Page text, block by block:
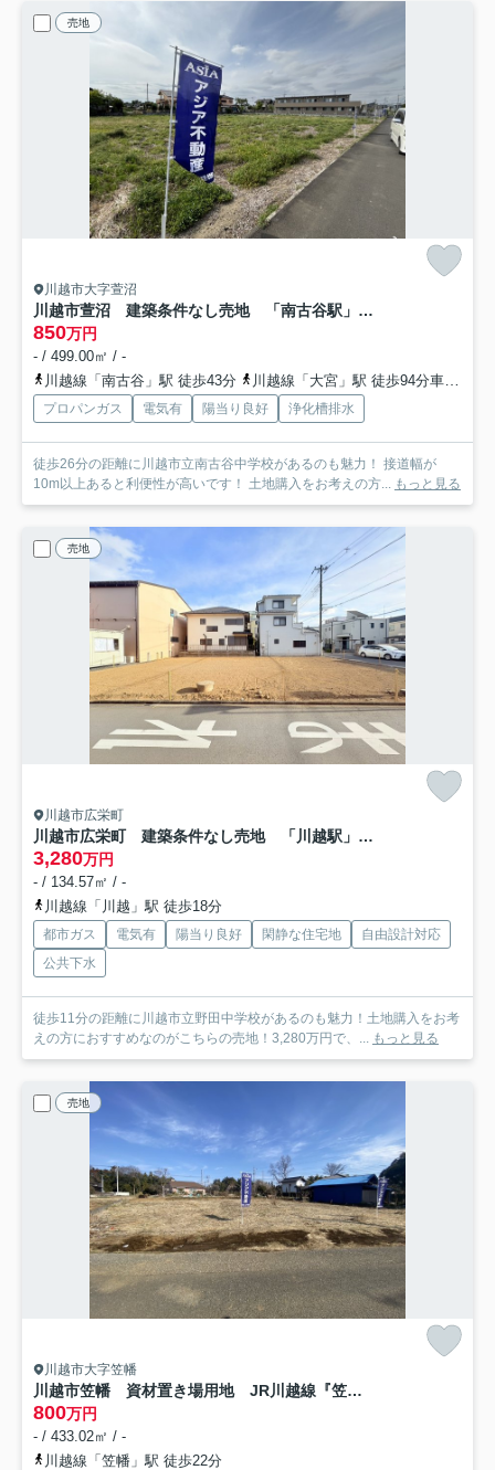
売地
川越市大字萱沼
川越市萱沼 建築条件なし売地 「南古谷駅」徒歩43分 敷地150坪 【南古谷小学区】
850万円
- / 499.00㎡ / -
川越線「南古谷」駅 徒歩43分
川越線「大宮」駅 徒歩94分車22分
プロパンガス 電気有 陽当り良好 浄化槽排水
徒歩26分の距離に川越市立南古谷中学校があるのも魅力！ 接道幅が
10m以上あると利便性が高いです！ 土地購入をお考えの方... もっと見る
売地
川越市広栄町
川越市広栄町 建築条件なし売地 「川越駅」徒歩18分 敷地40坪 【大塚小学区】
3,280万円
- / 134.57㎡ / -
川越線「川越」駅 徒歩18分
都市ガス 電気有 陽当り良好 閑静な住宅地
自由設計対応
公共下水
徒歩11分の距離に川越市立野田中学校があるのも魅力！土地購入をお考
えの方におすすめなのがこちらの売地！3,280万円で、... もっと見る
売地
川越市大字笠幡
川越市笠幡 資材置き場用地 JR川越線『笠幡駅』徒歩22分
800万円
- / 433.02㎡ / -
川越線「笠幡」駅 徒歩22分